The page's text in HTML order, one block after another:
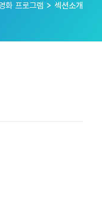
화 프로그램 섹션소개